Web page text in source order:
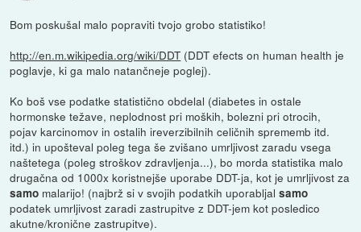
Bom poskušal malo popraviti tvojo grobo statistiko!
http://en.m.wikipedia.org/wiki/DDT (DDT efects on human health je
poglavje, ki ga malo natančneje poglej).
Ko boš vse podatke statistično obdelal (diabetes in ostale
hormonske težave, neplodnost pri moških, bolezni pri otrocih,
pojav karcinomov in ostalih ireverzibilnih celičnih sprememb itd.
itd.) in upošteval poleg tega še zvišano umrljivost zaradu vsega
naštetega (poleg stroškov zdravljenja...), bo morda statistika malo
drugačna od 1000x koristnejše uporabe DDT-ja, kot je umrljivost za
samo malarijo! (najbrž si v svojih podatkih uporabljalsamo
podatek umrljivost zaradi zastrupitve z DDT-jem kot posledico
akutne/kronične zastrupitve).